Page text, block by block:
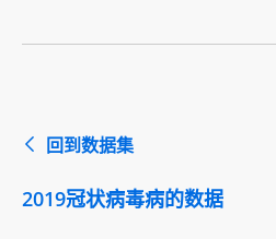
回到数据集
2019冠状病毒病的数据